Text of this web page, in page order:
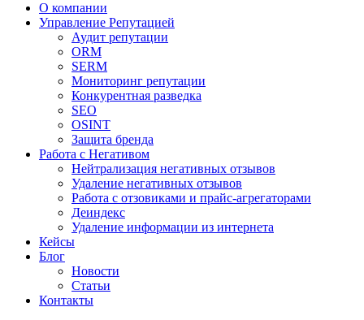
О компании
Управление Репутацией
Аудит репутации
ORM
SERM
Мониторинг репутации
Конкурентная разведка
SEO
OSINT
Защита бренда
Работа с Негативом
Нейтрализация негативных отзывов
Удаление негативных отзывов
Работа с отзовиками и прайс-агрегаторами
Деиндекс
Удаление информации из интернета
Кейсы
Блог
Новости
Статьи
Контакты